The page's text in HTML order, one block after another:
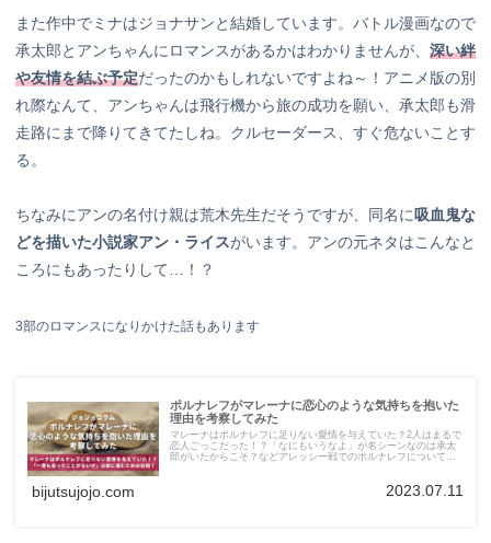
また作中でミナはジョナサンと結婚しています。バトル漫画なので
承太郎とアンちゃんにロマンスがあるかはわかりませんが、 深い絆
や友情を結ぶ予定だったのかもしれないですよね～！アニメ版の別
れ際なんて、アンちゃんは飛行機から旅の成功を願い、承太郎も滑
走路にまで降りてきてたしね。クルセーダース、すぐ危ないことす
る。
ちなみにアンの名付け親は荒木先生だそうですが、同名に吸血鬼な
どを描いた小説家アン・ライスがいます。アンの元ネタはこんなと
ころにもあったりして…！？
3部のロマンスになりかけた話もあります
ポルナレフがマレーナに恋心のような気持ちを抱いた
理由を考察してみた
マレーナはポルナレフに足りない愛情を与えていた？2人はまるで
恋人ごっこだった！？「なにもいうなよ」が名シーンなのは承太
郎がいたからこそ？などアレッシー戦でのポルナレフについて考
bijutsujojo.com 2023.07.11